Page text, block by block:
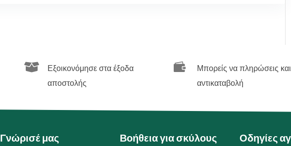

Εξοικονόμησε στα έξοδα
αποστολής

Μπορείς να πληρώσεις
αντικαταβολή
Γνώρισέ μας
Βοήθεια για σκύλους
Οδηγίες